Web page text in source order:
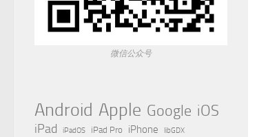
微信公众号
Android Apple Google iOS
iPad iPadOS iPad Pro iPhone libGDX